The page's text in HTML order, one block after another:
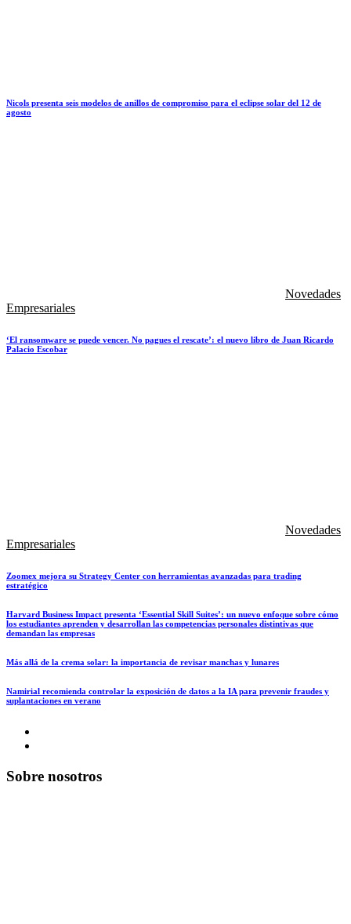
Nicols presenta seis modelos de anillos de compromiso para el eclipse solar del 12 de
agosto
Novedades
Empresariales
‘El ransomware se puede vencer. No pagues el rescate’: el nuevo libro de Juan Ricardo
Palacio Escobar
Novedades
Empresariales
Zoomex mejora su Strategy Center con herramientas avanzadas para trading
estratégico
Harvard Business Impact presenta ‘Essential Skill Suites’: un nuevo enfoque sobre cómo
los estudiantes aprenden y desarrollan las competencias personales distintivas que
demandan las empresas
Más allá de la crema solar: la importancia de revisar manchas y lunares
Namirial recomienda controlar la exposición de datos a la IA para prevenir fraudes y
suplantaciones en verano
Sobre nosotros